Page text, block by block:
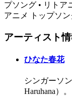
プソング • リトア
アニメ トップソン
アーティスト
ひなた春花
シンガーソ
Haruhana）